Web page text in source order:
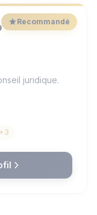
dans
un
fiscal à
Recommandé
juridique.
+3